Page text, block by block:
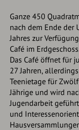
Ganze 450
nach dem Ende der
Jahres zur
Café im
Das Café öffnet für
27 Jahren,
Teenietage für
Jährige und wird
Jugendarbeit
und